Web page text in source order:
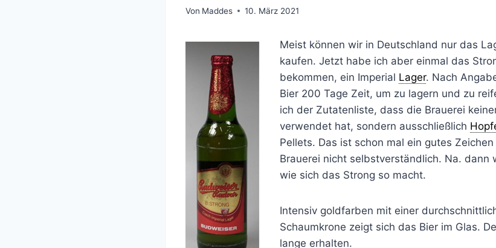
Von Maddes 10. März 2021
Meist können wir in Deutschland nur das
kaufen. Jetzt habe ich aber einmal das
bekommen, ein Imperial Lager. Nach
Bier 200 Tage Zeit, um zu lagern und zu
ich der Zutatenliste, dass die Brauerei
verwendet hat, sondern ausschließlich
Pellets. Das ist schon mal ein gutes
Brauerei nicht selbstverständlich. Na. dann
wie sich das Strong so macht.
Intensiv goldfarben mit einer
Schaumkrone zeigt sich das Bier im Glas.
lange erhalten.